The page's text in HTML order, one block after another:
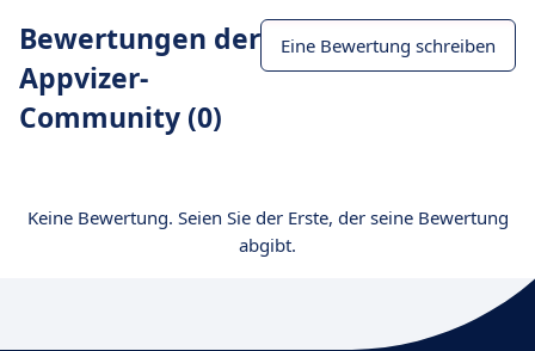
Bewertungen der
Appvizer-
Community (0)
Eine Bewertung schreiben
Keine Bewertung. Seien Sie der Erste, der seine Bewertung
abgibt.